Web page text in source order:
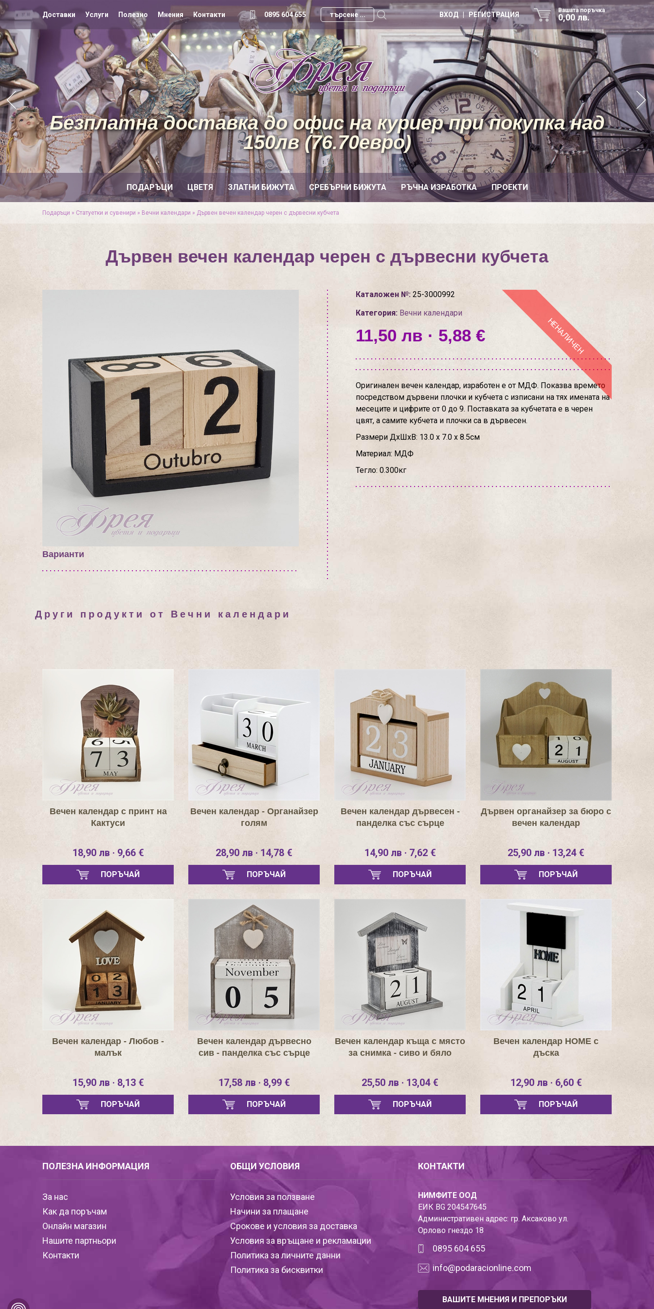
Доставки Услуги Полезно Мнения Контакти 0895 604 655
Вашата поръчка
0,00 лв.
ВХОД | РЕГИСТРАЦИЯ
ПОДАРЪЦИ ЦВЕТЯ ЗЛАТНИ БИЖУТА СРЕБЪРНИ БИЖУТА РЪЧНА ИЗРАБОТКА ПРОЕКТИ
Безплатна доставка до офис на куриер при покупка над
150лв (76.70евро)
Подаръци » Статуетки и сувенири » Вечни календари » Дървен вечен календар черен с дървесни кубчета
Дървен вечен календар черен с дървесни кубчета
Варианти
Каталожен №:25-3000992
Категория: Вечни календари
11,50 лв · 5,88 € НЕНАЛИЧЕН
Оригинален вечен календар, изработен е от МДФ. Показва времето
посредством дървени плочки и кубчета с изписани на тях имената на
месеците и цифрите от 0 до 9. Поставката за кубчетата е в черен
цвят, а самите кубчета и плочки са в дървесен.
Размери ДхШхВ: 13.0 х 7.0 х 8.5см
Материал: МДФ
Тегло: 0.300кг
Други продукти от Вечни календари
Вечен календар с принт на
Кактуси
18,90 лв · 9,66 €
ПОРЪЧАЙ
Вечен календар - Органайзер
голям
28,90 лв · 14,78 €
ПОРЪЧАЙ
Вечен календар дървесен -
панделка със сърце
14,90 лв · 7,62 €
ПОРЪЧАЙ
Дървен органайзер за бюро с
вечен календар
25,90 лв · 13,24 €
ПОРЪЧАЙ
Вечен календар - Любов -
малък
15,90 лв · 8,13 €
ПОРЪЧАЙ
Вечен календар дървесно
сив - панделка със сърце
17,58 лв · 8,99 €
ПОРЪЧАЙ
Вечен календар къща с място
за снимка - сиво и бяло
25,50 лв · 13,04 €
ПОРЪЧАЙ
Вечен календар HOME с
дъска
12,90 лв · 6,60 €
ПОРЪЧАЙ
ПОЛЕЗНА ИНФОРМАЦИЯ
За нас
Как да поръчам
Онлайн магазин
Нашите партньори
Контакти
ОБЩИ УСЛОВИЯ
Условия за ползване
Начини за плащане
Срокове и условия за доставка
Условия за връщане и рекламации
Политика за личните данни
Политика за бисквитки
КОНТАКТИ
НИМФИТЕ ООД
ЕИК BG 204547645
Административен адрес: гр. Аксаково ул.
Орлово гнездо 18
0895 604 655
info@podaracionline.com
ВАШИТЕ МНЕНИЯ И ПРЕПОРЪКИ